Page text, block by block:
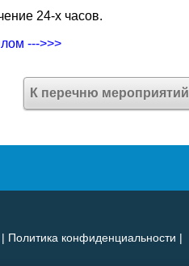
24-х часов.
--->>>
К перечню мероприятий
| Политика конфиденциальности |